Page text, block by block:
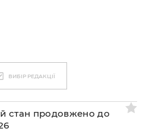
ВИБІР РЕДАКЦІЇ
стан продовжено до